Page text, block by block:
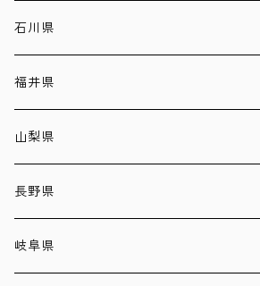
石川県
福井県
山梨県
長野県
岐阜県